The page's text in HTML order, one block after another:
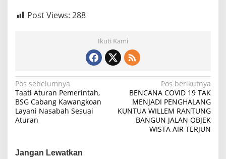
Post Views: 288
Ikuti Kami
Navigasi
pos
Pos sebelumnya
Taati Aturan Pemerintah,
BSG Cabang Kawangkoan
Layani Nasabah Sesuai
Aturan
Pos berikutnya
BENCANA COVID 19 TAK
MENJADI PENGHALANG
KUNTUA WILLEM RANTUNG
BANGUN JALAN OBJEK
WISTA AIR TERJUN
Jangan Lewatkan